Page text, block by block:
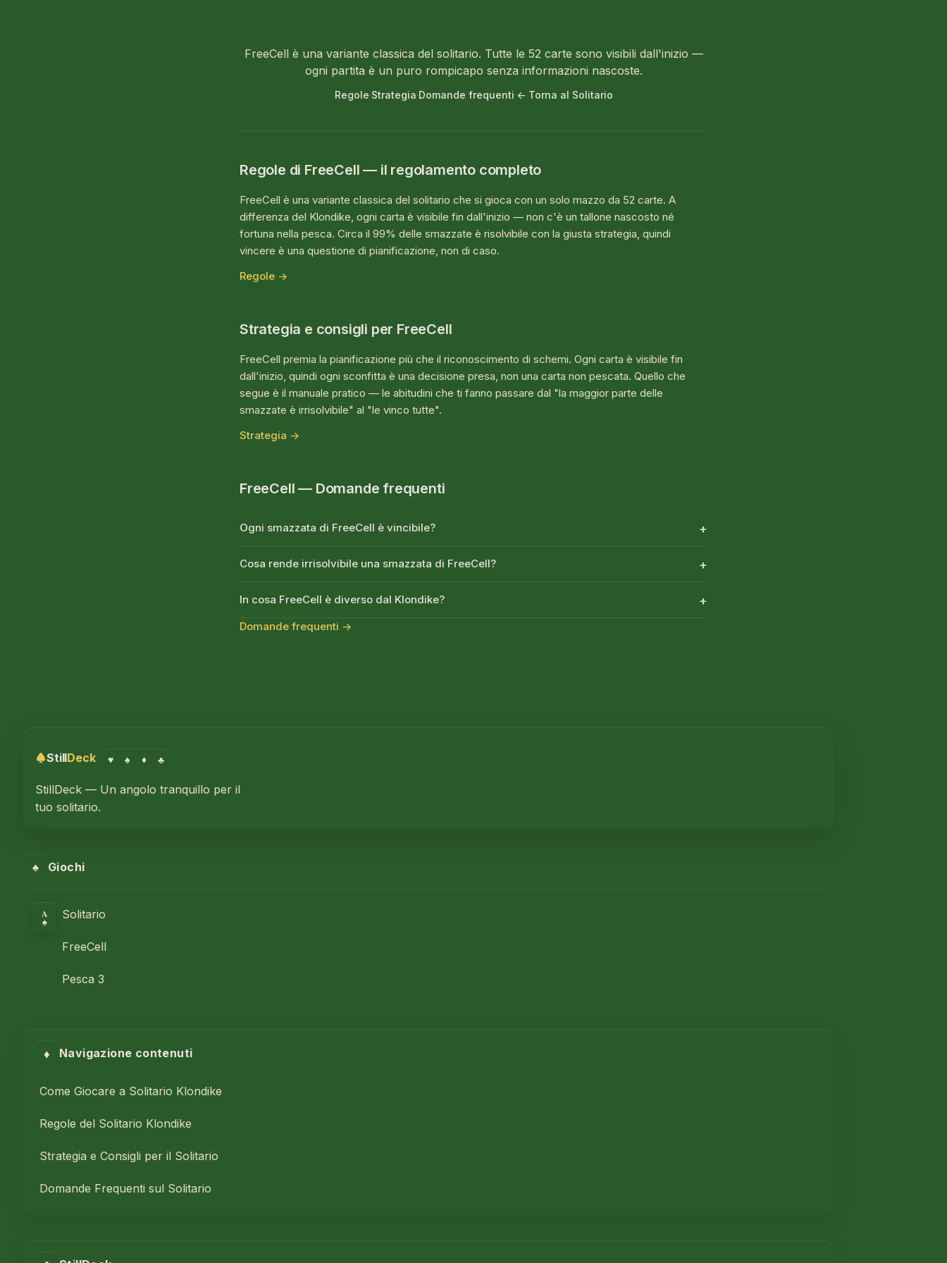
FreeCell è una variante classica del solitario. Tutte le 52 carte sono visibili dall'inizio —
ogni partita è un puro rompicapo senza informazioni nascoste.
Regole·Strategia·Domande frequenti·← Torna al Solitario
Regole di FreeCell — il regolamento completo
FreeCell è una variante classica del solitario che si gioca con un solo mazzo da 52 carte. A
differenza del Klondike, ogni carta è visibile fin dall'inizio — non c'è un tallone nascosto né
fortuna nella pesca. Circa il 99% delle smazzate è risolvibile con la giusta strategia, quindi
vincere è una questione di pianificazione, non di caso.
Regole →
Strategia e consigli per FreeCell
FreeCell premia la pianificazione più che il riconoscimento di schemi. Ogni carta è visibile fin
dall'inizio, quindi ogni sconfitta è una decisione presa, non una carta non pescata. Quello che
segue è il manuale pratico — le abitudini che ti fanno passare dal "la maggior parte delle
smazzate è irrisolvibile" al "le vinco tutte".
Strategia →
FreeCell — Domande frequenti
Ogni smazzata di FreeCell è vincibile?
Cosa rende irrisolvibile una smazzata di FreeCell?
In cosa FreeCell è diverso dal Klondike?
Domande frequenti →
StillDeck ♥ ♠ ♦ ♣
StillDeck — Un angolo tranquillo per il
tuo solitario.
♠ Giochi
A
♠
Solitario
FreeCell
Pesca 3
♦ Navigazione contenuti
Come Giocare a Solitario Klondike
Regole del Solitario Klondike
Strategia e Consigli per il Solitario
Domande Frequenti sul Solitario